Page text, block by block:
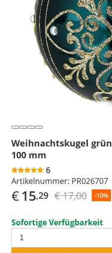
Weihnachtskugel
100 mm
6
Artikelnummer: PR026707
€15,29 € 17,00 -10%
Sofortige Verfügbarkeit